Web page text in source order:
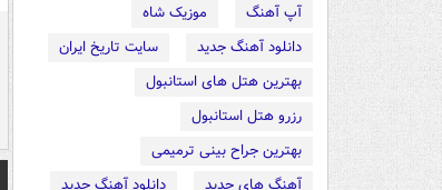
آپ آهنگ
موزیک شاه
دانلود آهنگ جدید
سایت تاریخ ایران
بهترین هتل های استانبول
رزرو هتل استانبول
بهترین جراح بینی ترمیمی